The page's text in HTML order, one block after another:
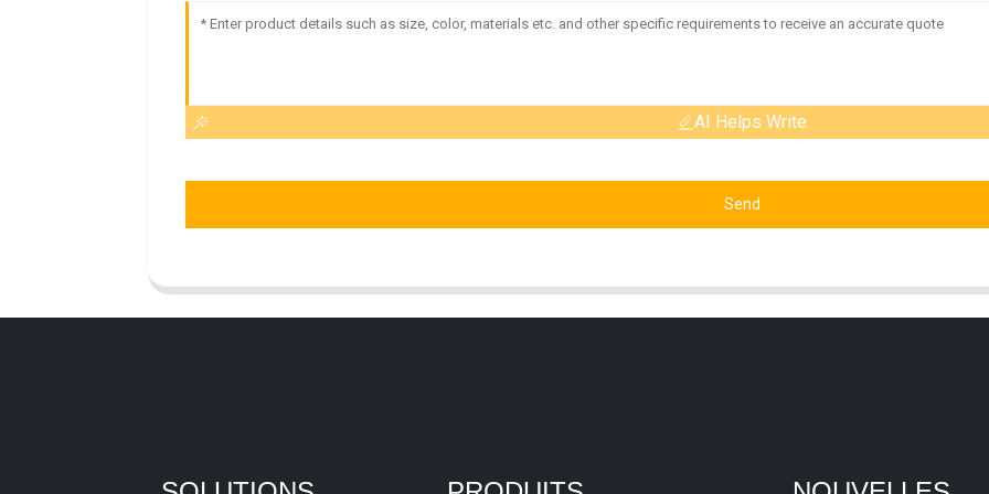
AI Helps Write
Send